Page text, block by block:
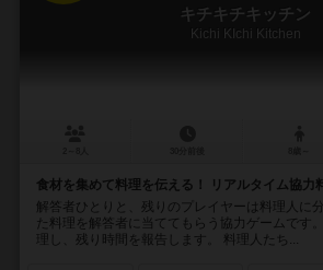
キチキチキッチン
Kichi KIchi Kitchen
食材を集めて料理を伝える！ リアルタイム協力
解答者ひとりと、残りのプレイヤーは料理人に
た料理を解答者に当ててもらう協力ゲームです
理し、残り時間を報告します。 料理人たち...